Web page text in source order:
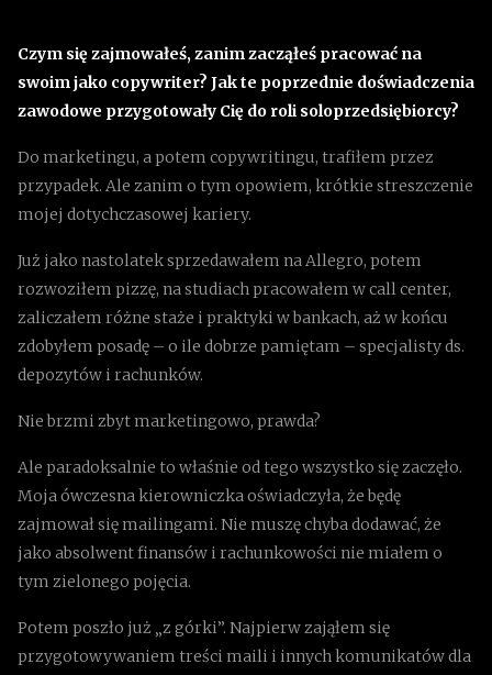
Czym się zajmowałeś, zanim zacząłeś pracować na
swoim jako copywriter? Jak te poprzednie doświadczenia
zawodowe przygotowały Cię do roli soloprzedsiębiorcy?
Do marketingu, a potem copywritingu, trafiłem przez
przypadek. Ale zanim o tym opowiem, krótkie streszczenie
mojej dotychczasowej kariery.
Już jako nastolatek sprzedawałem na Allegro, potem
rozwoziłem pizzę, na studiach pracowałem w call center,
zaliczałem różne staże i praktyki w bankach, aż w końcu
zdobyłem posadę – o ile dobrze pamiętam – specjalisty ds.
depozytów i rachunków.
Nie brzmi zbyt marketingowo, prawda?
Ale paradoksalnie to właśnie od tego wszystko się zaczęło.
Moja ówczesna kierowniczka oświadczyła, że będę
zajmował się mailingami. Nie muszę chyba dodawać, że
jako absolwent finansów i rachunkowości nie miałem o
tym zielonego pojęcia.
Potem poszło już „z górki”. Najpierw zająłem się
przygotowywaniem treści maili i innych komunikatów dla